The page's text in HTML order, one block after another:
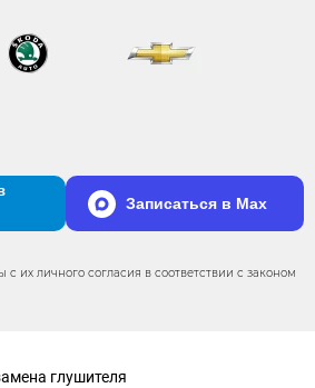
Записаться в Max
их личного согласия в соответствии с законом
глушителя